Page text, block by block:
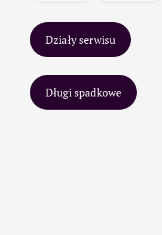
Działy serwisu
Długi spadkowe